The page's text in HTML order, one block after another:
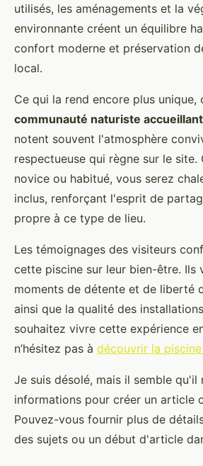
utilisés, les aménagements et la
environnante créent un équilibre
confort moderne et préservation
local.
Ce qui la rend encore plus unique,
communauté naturiste
notent souvent l'atmosphère
respectueuse qui règne sur le site.
novice ou habitué, vous serez
inclus, renforçant l'esprit de
propre à ce type de lieu.
Les témoignages des visiteurs
cette piscine sur leur bien-être. Ils
moments de détente et de liberté
ainsi que la qualité des
souhaitez vivre cette expérience
n’hésitez pas à découvrir la
Je suis désolé, mais il semble qu'il
informations pour créer un article
Pouvez-vous fournir plus de
des sujets ou un début d'article